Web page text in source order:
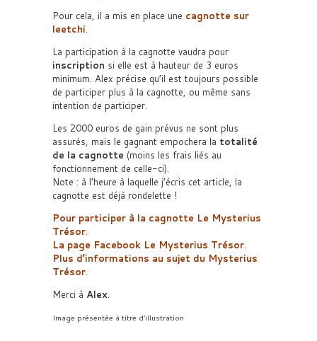
Pour cela, il a mis en place une cagnotte sur
leetchi.
La participation à la cagnotte vaudra pour
inscription si elle est à hauteur de 3 euros
minimum. Alex précise qu’il est toujours possible
de participer plus à la cagnotte, ou même sans
intention de participer.
Les 2000 euros de gain prévus ne sont plus
assurés, mais le gagnant empochera la totalité
de la cagnotte (moins les frais liés au
fonctionnement de celle-ci).
Note : à l’heure à laquelle j’écris cet article, la
cagnotte est déjà rondelette !
Pour participer à la cagnotte Le Mysterius
Trésor.
La page Facebook Le Mysterius Trésor.
Plus d’informations au sujet du Mysterius
Trésor.
Merci à Alex.
Image présentée à titre d’illustration